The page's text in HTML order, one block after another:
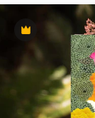
Premium